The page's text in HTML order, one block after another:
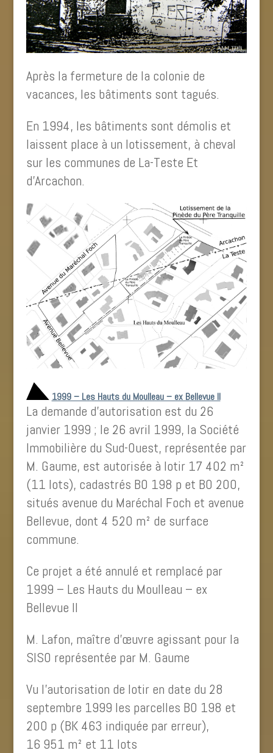
Après la fermeture de la colonie de
vacances, les bâtiments sont tagués.
En 1994, les bâtiments sont démolis et
laissent place à un lotissement, à cheval
sur les communes de La-Teste Et
d’Arcachon.
1999 – Les Hauts du Moulleau – ex Bellevue II
La demande d’autorisation est du 26
janvier 1999 ; le 26 avril 1999, la Société
Immobilière du Sud-Ouest, représentée par
M. Gaume, est autorisée à lotir 17 402 m²
(11 lots), cadastrés BO 198 p et BO 200,
situés avenue du Maréchal Foch et avenue
Bellevue, dont 4 520 m² de surface
commune.
Ce projet a été annulé et remplacé par
1999 – Les Hauts du Moulleau – ex
Bellevue II
M. Lafon, maître d’œuvre agissant pour la
SISO représentée par M. Gaume
Vu l’autorisation de lotir en date du 28
septembre 1999 les parcelles BO 198 et
200 p (BK 463 indiquée par erreur),
16 951 m² et 11 lots